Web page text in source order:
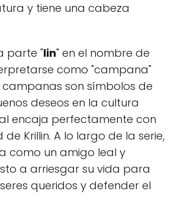
y tiene una cabeza
parte "lin" en el nombre de
como "campana"
campanas son símbolos de
deseos en la cultura
encaja perfectamente con
Krillin. A lo largo de la serie,
como un amigo leal y
a arriesgar su vida para
queridos y defender el